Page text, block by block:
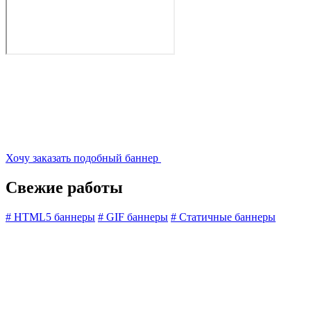
Хочу заказать подобный баннер
Свежие работы
# HTML5 баннеры # GIF баннеры # Статичные баннеры